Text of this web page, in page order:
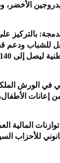
للشباب ودعم
الورش الملكي
أسرة، والرفع
المالية
للأحزاب